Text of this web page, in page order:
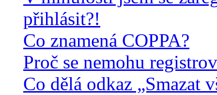
přihlásit?!
Co znamená COPPA?
Proč se nemohu
Co dělá odkaz „Smazat